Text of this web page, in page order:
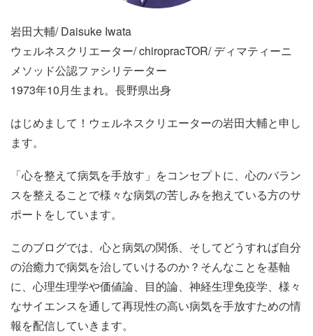
岩田大輔/ Daisuke Iwata
ウェルネスクリエーター/ chiropracTOR/ ディマティーニ
メソッド公認ファシリテーター
1973年10月生まれ。長野県出身
はじめまして！ウェルネスクリエーターの岩田大輔と申し
ます。
「心を整えて病気を手放す」をコンセプトに、心のバラン
スを整えることで様々な病気の苦しみを抱えている方のサ
ポートをしています。
このブログでは、心と病気の関係、そしてどうすれば自分
の治癒力で病気を治していけるのか？そんなことを基軸
に、心理生理学や価値論、目的論、神経生理免疫学、様々
なサイエンスを通して再現性の高い病気を手放すための情
報を配信していきます。